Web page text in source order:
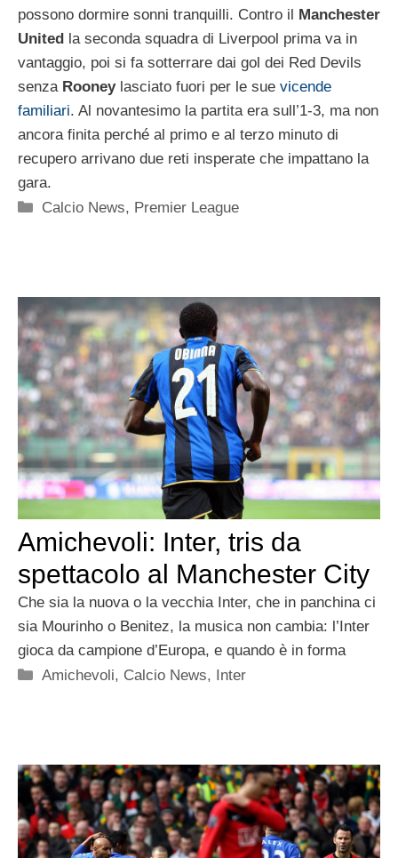
possono dormire sonni tranquilli. Contro il Manchester
United la seconda squadra di Liverpool prima va in
vantaggio, poi si fa sotterrare dai gol dei Red Devils
senza Rooney lasciato fuori per le sue vicende
familiari. Al novantesimo la partita era sull’1-3, ma non
ancora finita perché al primo e al terzo minuto di
recupero arrivano due reti insperate che impattano la
gara.
Categorie
Calcio News, Premier League
Amichevoli: Inter, tris da
spettacolo al Manchester City
Che sia la nuova o la vecchia Inter, che in panchina ci
sia Mourinho o Benitez, la musica non cambia: l’Inter
gioca da campione d’Europa, e quando è in forma
Categorie
Amichevoli, Calcio News, Inter